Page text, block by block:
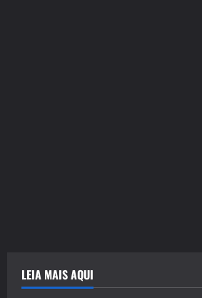
LEIA MAIS AQUI